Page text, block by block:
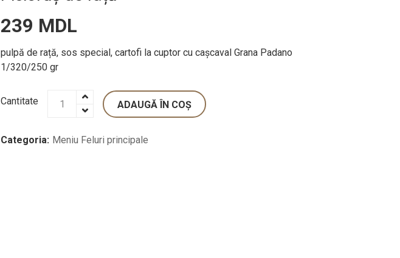
239 MDL
pulpă de rață, sos special, cartofi la cuptor cu cașcaval Grana Padano
1/320/250 gr
Cantitate ADAUGĂ ÎN COȘ
Categoria: Meniu Feluri principale